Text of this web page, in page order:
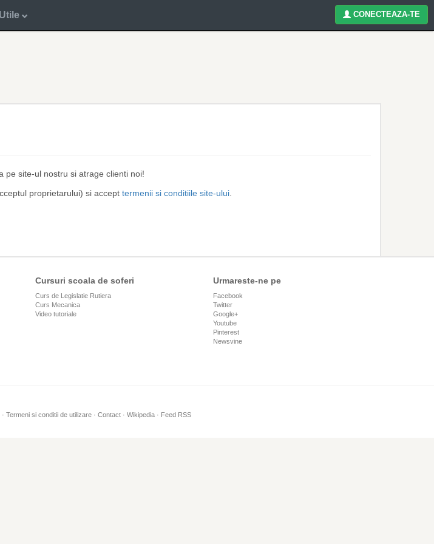
Utile CONECTEAZA-TE
pe site-ul nostru si atrage clienti noi!
proprietarului) si accept termenii si conditiile site-ului
Cursuri scoala de soferi
Curs de Legislatie Rutiera
Curs Mecanica
Video tutoriale
Urmareste-ne pe
Facebook
Twitter
Google+
Youtube
Pinterest
Newsvine
Termeni si conditii de utilizare · Contact · Wikipedia · Feed RSS